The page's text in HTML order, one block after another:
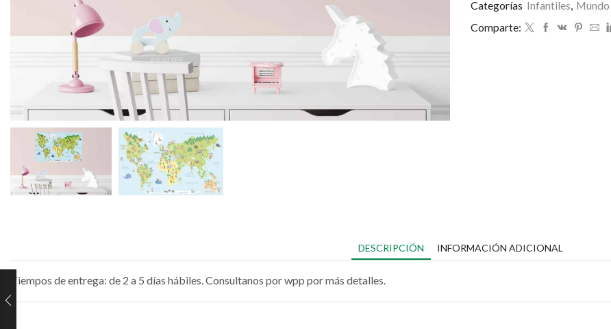
Categorías Infantiles, Mundo
Comparte:
DESCRIPCIÓN INFORMACIÓN ADICIONAL
Tiempos de entrega: de 2 a 5 días hábiles. Consultanos por wpp por más detalles.